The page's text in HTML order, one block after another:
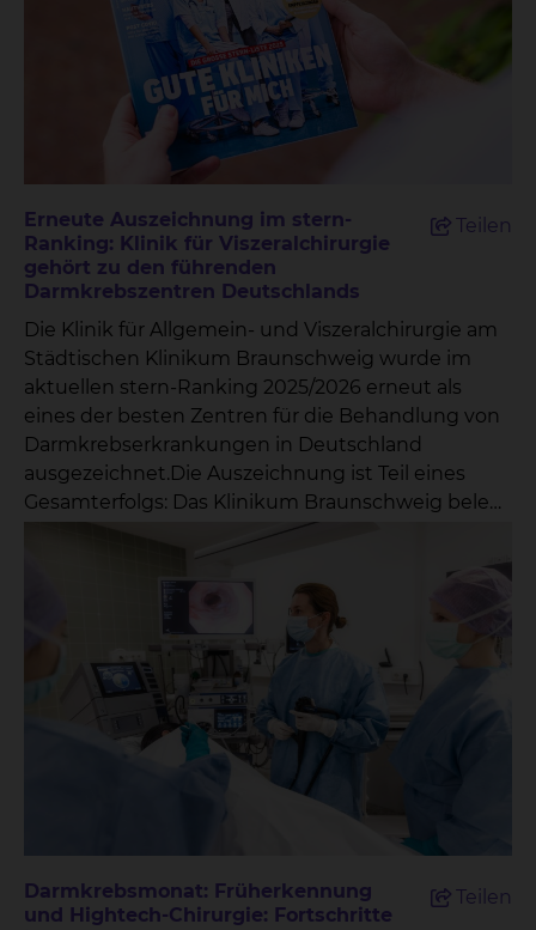
Erneute Auszeichnung im stern-
Ranking: Klinik für Viszeralchirurgie
gehört zu den führenden
Darmkrebszentren Deutschlands
Teilen
Die Klinik für Allgemein- und Viszeralchirurgie am
Städtischen Klinikum Braunschweig wurde im
aktuellen stern-Ranking 2025/2026 erneut als
eines der besten Zentren für die Behandlung von
Darmkrebserkrankungen in Deutschland
ausgezeichnet.Die Auszeichnung ist Teil eines
Gesamterfolgs: Das Klinikum Braunschweig belegt
im deutschlandweiten Vergleich Platz 52 von über
2400 bewerteten Krankenhäusern und gehört
damit weiterhin zu den besten 2 % der Kliniken
bundesweit.Damit zählt die Klinik unter der
Leitung von Chefarzt Prof. Dr. Tim R. Glowka zu
den anerkannten Spezialadressen für
Patientinnen und Patienten mit kolorektalen
Tumorerkrankungen.„Diese Auszeichnung ist eine
besondere Anerkennung für das Engagement
unseres gesamten Teams – von der OP-Pflege
über das Stationspersonal bis hin zu den
Kolleginnen und Kollegen in der Onkologie,
zuletzt den hochspezialisierten Darmkrebs-
Darmkrebsmonat: Früherkennung
und Hightech-Chirurgie: Fortschritte
Teilen